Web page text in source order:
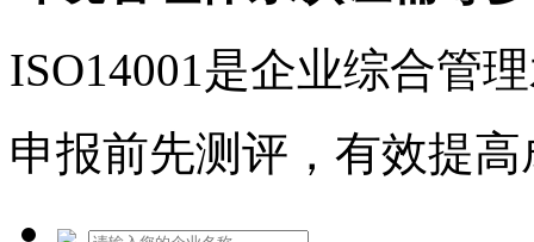
ISO14001是企业综合管
申报前先测评，有效提